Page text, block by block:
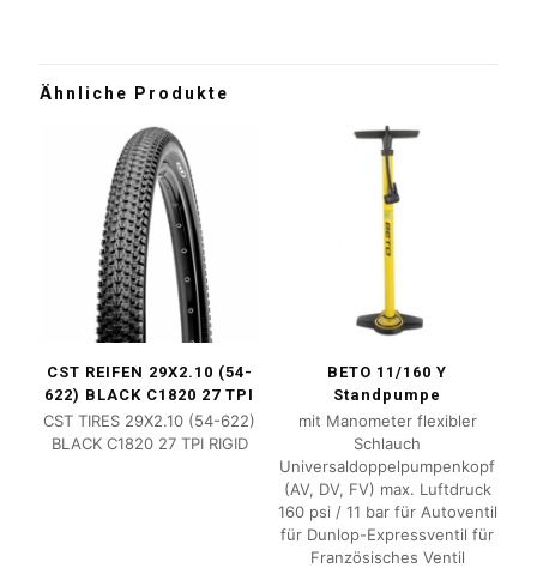
Ähnliche Produkte
CST REIFEN 29X2.10 (54-
622) BLACK C1820 27 TPI
CST TIRES 29X2.10 (54-622)
BLACK C1820 27 TPI RIGID
BETO 11/160 Y
Standpumpe
mit Manometer flexibler
Schlauch
Universaldoppelpumpenkopf
(AV, DV, FV) max. Luftdruck
160 psi / 11 bar für Autoventil
für Dunlop-Expressventil für
Französisches Ventil